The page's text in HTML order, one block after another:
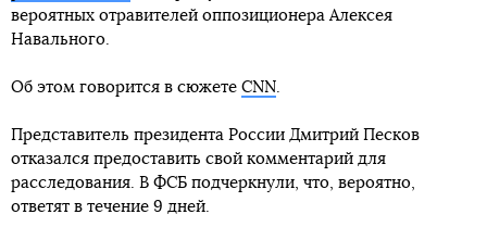
вероятных отравителей оппозиционера Алексея
Навального.
Об этом говорится в сюжете CNN
Представитель президента России Дмитрий Песков
отказался предоставить свой комментарий для
расследования. В ФСБ подчеркнули, что, вероятно,
ответят в течение 9 дней.